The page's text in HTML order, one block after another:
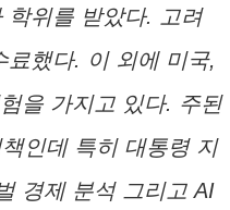
학위를 받았다. 고려
했다. 이 외에 미국,
을 가지고 있다. 주된
인데 특히 대통령 지
경제 분석 그리고 AI